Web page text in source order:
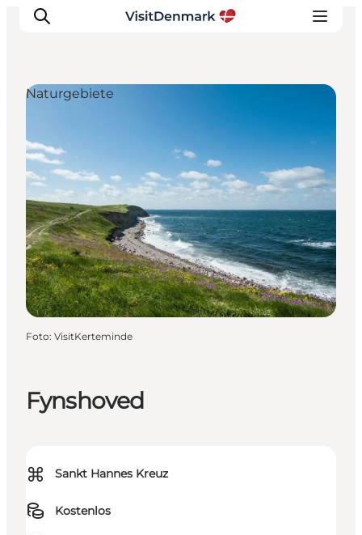
Inspiration
Regionen
Erlebnisse
Unterkünfte
Reiseplanung
Fynshoved
⌘ Sankt Hannes Kreuz
Kostenlos
Naturgebiete
Foto: VisitKerteminde